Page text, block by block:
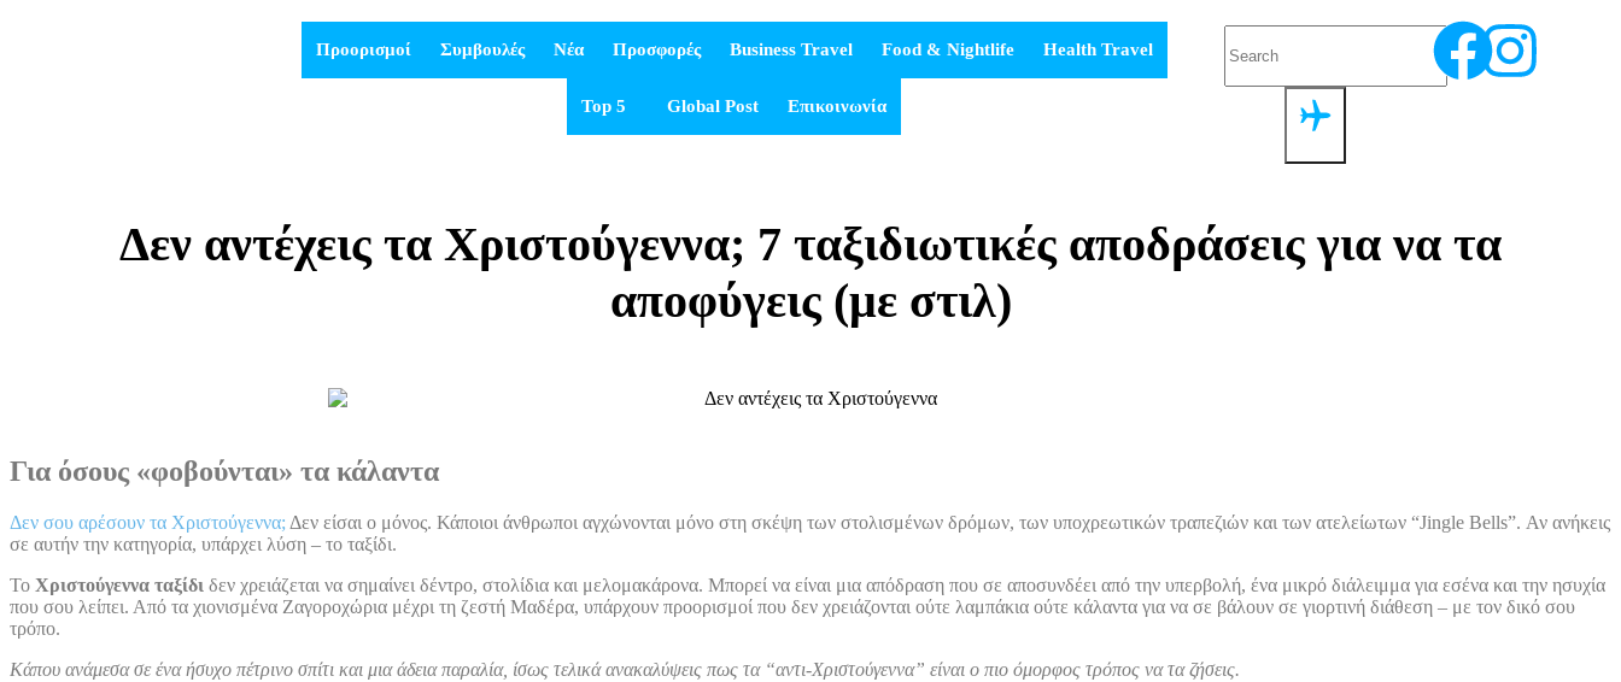
Προορισμοί Συμβουλές Νέα Προσφορές Business Travel Food & Nightlife Health Travel
Top 5 Global Post Επικοινωνία
Δεν αντέχεις τα Χριστούγεννα; 7 ταξιδιωτικές αποδράσεις για να τα
αποφύγεις (με στιλ)
Για όσους «φοβούνται» τα κάλαντα
Δεν σου αρέσουν τα Χριστούγεννα; Δεν είσαι ο μόνος. Κάποιοι άνθρωποι αγχώνονται μόνο στη σκέψη των στολισμένων δρόμων, των υποχρεωτικών τραπεζιών και των ατελείωτων “Jingle Bells”. Αν ανήκεις
σε αυτήν την κατηγορία, υπάρχει λύση – το ταξίδι.
Το Χριστούγεννα ταξίδι δεν χρειάζεται να σημαίνει δέντρο, στολίδια και μελομακάρονα. Μπορεί να είναι μια απόδραση που σε αποσυνδέει από την υπερβολή, ένα μικρό διάλειμμα για εσένα και την ησυχία
που σου λείπει. Από τα χιονισμένα Ζαγοροχώρια μέχρι τη ζεστή Μαδέρα, υπάρχουν προορισμοί που δεν χρειάζονται ούτε λαμπάκια ούτε κάλαντα για να σε βάλουν σε γιορτινή διάθεση – με τον δικό σου
τρόπο.
Κάπου ανάμεσα σε ένα ήσυχο πέτρινο σπίτι και μια άδεια παραλία, ίσως τελικά ανακαλύψεις πως τα “αντι-Χριστούγεννα” είναι ο πιο όμορφος τρόπος να τα ζήσεις.